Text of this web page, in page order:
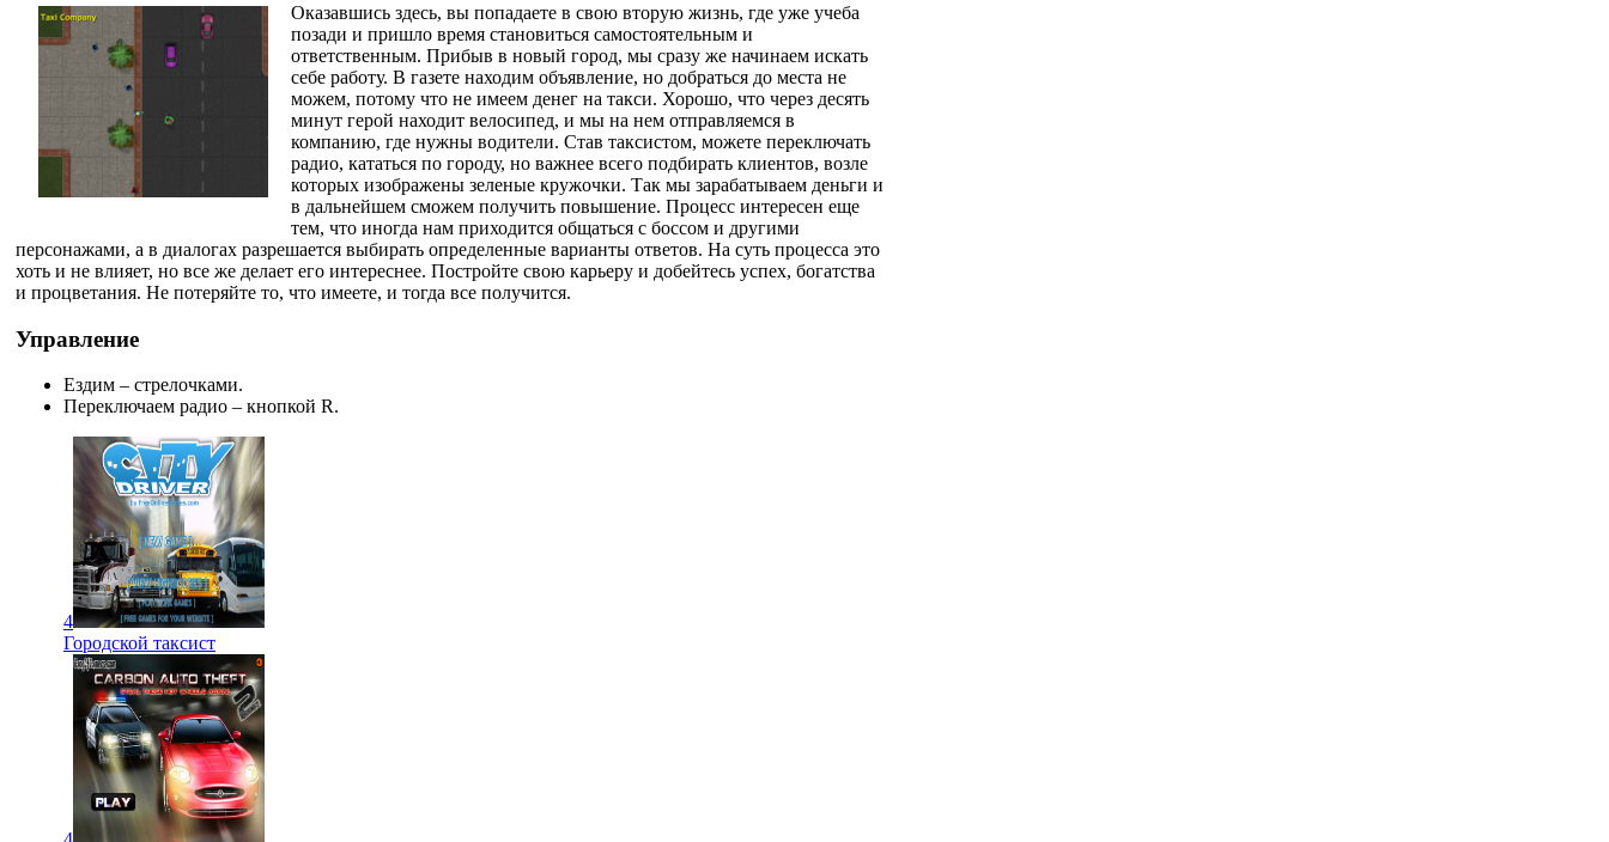
Оказавшись здесь, вы попадаете в свою вторую жизнь, где уже учеба
позади и пришло время становиться самостоятельным и
ответственным. Прибыв в новый город, мы сразу же начинаем искать
себе работу. В газете находим объявление, но добраться до места не
можем, потому что не имеем денег на такси. Хорошо, что через десять
минут герой находит велосипед, и мы на нем отправляемся в
компанию, где нужны водители. Став таксистом, можете переключать
радио, кататься по городу, но важнее всего подбирать клиентов, возле
которых изображены зеленые кружочки. Так мы зарабатываем деньги и
в дальнейшем сможем получить повышение. Процесс интересен еще
тем, что иногда нам приходится общаться с боссом и другими
персонажами, а в диалогах разрешается выбирать определенные варианты ответов. На суть процесса это
хоть и не влияет, но все же делает его интереснее. Постройте свою карьеру и добейтесь успех, богатства
и процветания. Не потеряйте то, что имеете, и тогда все получится.
Управление
Ездим – стрелочками.
Переключаем радио – кнопкой R.
4
Городской таксист